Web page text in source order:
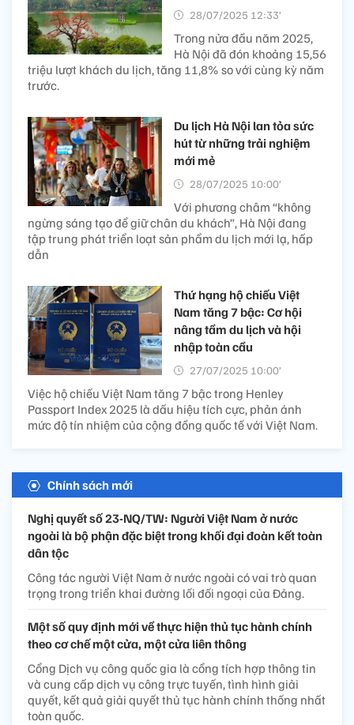
28/07/2025 12:33’
Trong nửa đầu năm 2025,
Hà Nội đã đón khoảng 15,56
triệu lượt khách du lịch, tăng 11,8% so với cùng kỳ năm
trước.
Du lịch Hà Nội lan tỏa sức
hút từ những trải nghiệm
mới mẻ
28/07/2025 10:00’
Với phương châm “không
ngừng sáng tạo để giữ chân du khách”, Hà Nội đang
tập trung phát triển loạt sản phẩm du lịch mới lạ, hấp
dẫn
Thứ hạng hộ chiếu Việt
Nam tăng 7 bậc: Cơ hội
nâng tầm du lịch và hội
nhập toàn cầu
27/07/2025 10:00’
Việc hộ chiếu Việt Nam tăng 7 bậc trong Henley
Passport Index 2025 là dấu hiệu tích cực, phản ánh
mức độ tín nhiệm của cộng đồng quốc tế với Việt Nam.
Chính sách mới
Nghị quyết số 23-NQ/TW: Người Việt Nam ở nước
ngoài là bộ phận đặc biệt trong khối đại đoàn kết toàn
dân tộc
Công tác người Việt Nam ở nước ngoài có vai trò quan
trọng trong triển khai đường lối đối ngoại của Đảng.
Một số quy định mới về thực hiện thủ tục hành chính
theo cơ chế một cửa, một cửa liên thông
Cổng Dịch vụ công quốc gia là cổng tích hợp thông tin
và cung cấp dịch vụ công trực tuyến, tình hình giải
quyết, kết quả giải quyết thủ tục hành chính thống nhất
toàn quốc.